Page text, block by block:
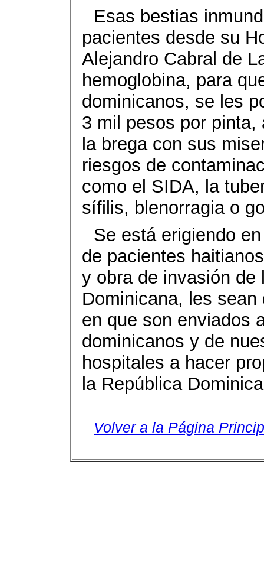
Esas bestias
pacientes desde su
Alejandro Cabral de
hemoglobina, para
dominicanos, se les
3 mil pesos por
la brega con sus
riesgos de
como el SIDA, la
sífilis, blenorragia o
Se está erigiendo
de pacientes
y obra de invasión de
Dominicana, les
en que son enviados
dominicanos y de
hospitales a hacer
la República
Volver a la Página